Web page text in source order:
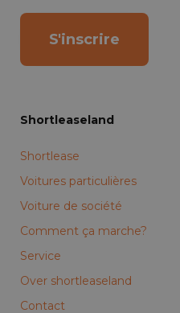
S'inscrire
Shortleaseland
Shortlease
Voitures particulières
Voiture de société
Comment ça marche?
Service
Over shortleaseland
Contact